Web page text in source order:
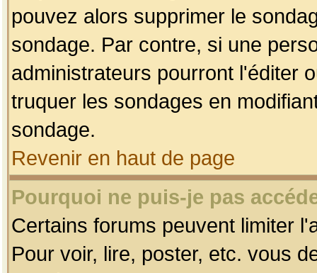
pouvez alors supprimer le
sondage. Par contre, si une
administrateurs pourront l'éditer
truquer les sondages en
sondage.
Revenir en haut de page
Pourquoi ne puis-je pas
Certains forums peuvent limiter
Pour voir, lire, poster, etc. vous